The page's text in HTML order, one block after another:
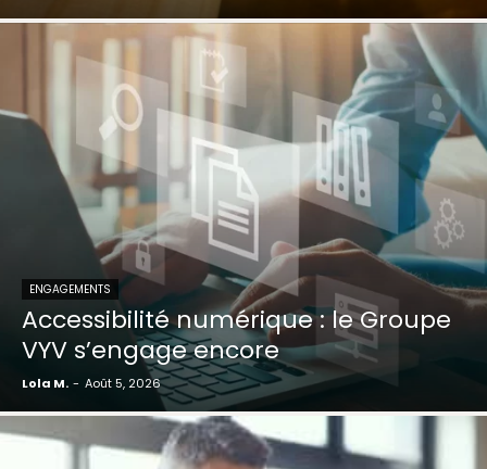
ENGAGEMENTS
Accessibilité numérique : le Groupe
VYV s’engage encore
Lola M. - Août 5, 2026